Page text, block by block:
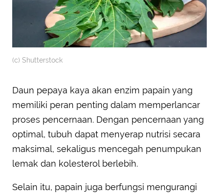
(c) Shutterstock
Daun pepaya kaya akan enzim papain yang
memiliki peran penting dalam memperlancar
proses pencernaan. Dengan pencernaan yang
optimal, tubuh dapat menyerap nutrisi secara
maksimal, sekaligus mencegah penumpukan
lemak dan kolesterol berlebih.
Selain itu, papain juga berfungsi mengurangi